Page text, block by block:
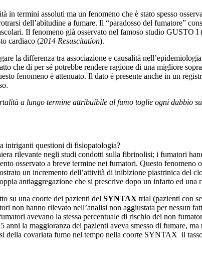
in termini assoluti ma un fenomeno che è stato spesso
dell’abitudine a fumare. Il “paradosso del fumatore”
Il fenomeno già osservato nel famoso studio GUSTO I
cardiaco (2014 Resuscitation).
la differenza tra associazione e causalità
che di per sé potrebbe rendere ragione di una migliore
fenomeno è attenuato. Il dato è presente anche in un
a lungo termine attribuibile al fumo toglie ogni dubbio
intriganti questioni di fisiopatologia?
rilevante negli studi condotti sulla fibrinolisi; i fumatori
osservato a breve termine nei fumatori. Questo fenomeno
un incremento dell’attività di inibizione piastrinica del
antiaggregazione che si prescrive dopo un infarto ed
su una coorte dei pazienti del SYNTAX trial (pazienti con
non hanno rilevato nell’analisi non aggiustata per nessun
avevano la stessa percentuale di rischio dei non
la maggioranza dei pazienti aveva smesso di fumare,
della covariata fumo nel tempo nella coorte SYNTAX il